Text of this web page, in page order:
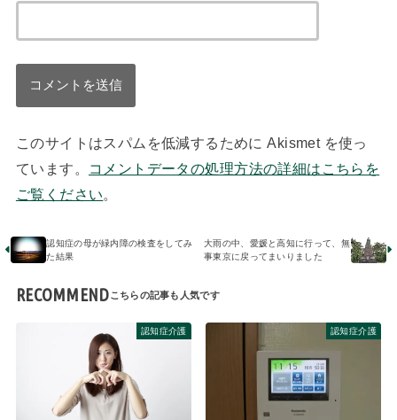
このサイトはスパムを低減するために Akismet を使っ
ています。
コメントデータの処理方法の詳細はこちらを
ご覧ください。
認知症の母が緑内障の検査をしてみ
た結果
大雨の中、愛媛と高知に行って、無
事東京に戻ってまいりました
RECOMMEND
認知症介護 認知症介護